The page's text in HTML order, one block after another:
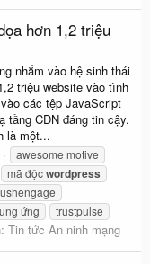
hơn 1,2 triệu
nhắm vào hệ sinh thái
triệu website vào tình
các tệp JavaScript
tầng CDN đáng tin cậy.
là một...
awesome motive
mã độcwordpress
ứng trustpulse
Tin tức An ninh mạng